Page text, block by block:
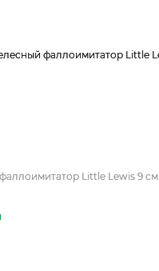
Little Lewis 9 см